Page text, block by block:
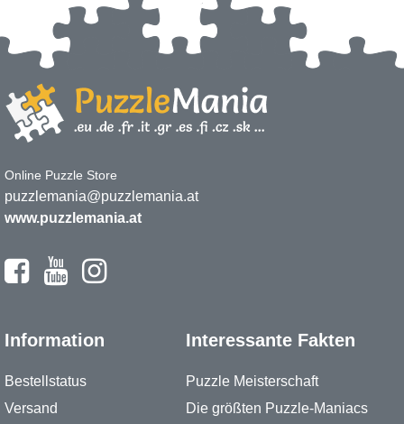
Online Puzzle Store
puzzlemania@puzzlemania.at
www.puzzlemania.at
Information
Bestellstatus
Versand
Interessante Fakten
Puzzle Meisterschaft
Die größten Puzzle-Maniacs